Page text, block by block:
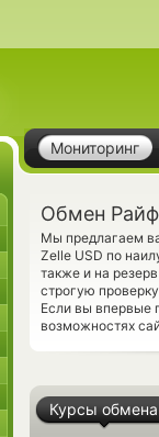
Мониторинг
Обмен
Мы предлагаем
Zelle USD по
также и на
строгую
Если вы впервые
возможностях
Курсы обмена